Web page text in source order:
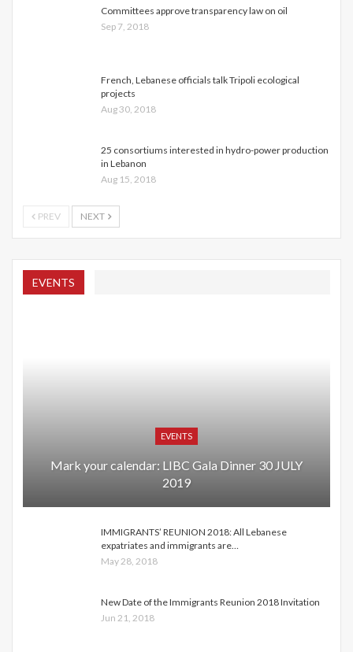
Committees approve transparency law on oil
Sep 7, 2018
French, Lebanese officials talk Tripoli ecological
projects
Aug 30, 2018
25 consortiums interested in hydro-power production
in Lebanon
Aug 15, 2018
PREV NEXT
EVENTS
EVENTS
Mark your calendar: LIBC Gala Dinner 30 JULY
2019
IMMIGRANTS’ REUNION 2018: All Lebanese
expatriates and immigrants are…
May 28, 2018
New Date of the Immigrants Reunion 2018 Invitation
Jun 21, 2018